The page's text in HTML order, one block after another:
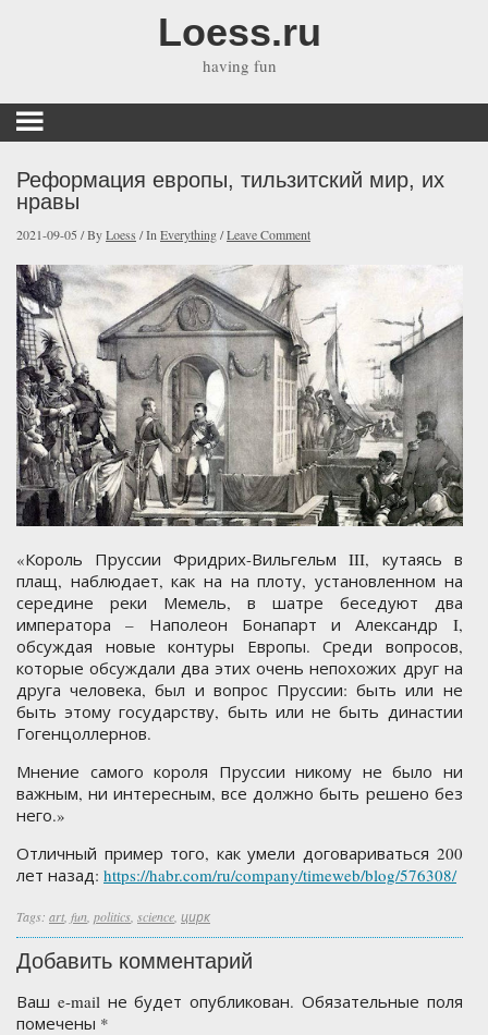
Loess.ru
having fun
Реформация европы, тильзитский мир, их
нравы
2021-09-05 /ByLoess /In Everything/Leave Comment
«Король Пруссии Фридрих-Вильгельм III, кутаясь в
плащ, наблюдает, как на на плоту, установленном на
середине реки Мемель, в шатре беседуют два
императора – Наполеон Бонапарт и Александр I,
обсуждая новые контуры Европы. Среди вопросов,
которые обсуждали два этих очень непохожих друг на
друга человека, был и вопрос Пруссии: быть или не
быть этому государству, быть или не быть династии
Гогенцоллернов.
Мнение самого короля Пруссии никому не было ни
важным, ни интересным, все должно быть решено без
него.»
Отличный пример того, как умели договариваться 200
лет назад: https://habr.com/ru/company/timeweb/blog/576308/
Tags: art fun politics science цирк
Добавить комментарий
Ваш e-mail не будет опубликован. Обязательные поля
помечены *